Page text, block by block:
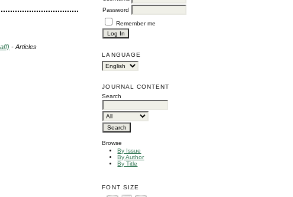
Password
Remember me
LANGUAGE
JOURNAL CONTENT
Search
Browse
By Issue
By Author
By Title
FONT SIZE
- Articles